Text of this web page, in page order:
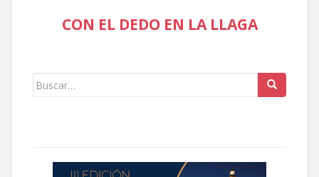
CON EL DEDO EN LA LLAGA
Buscar: